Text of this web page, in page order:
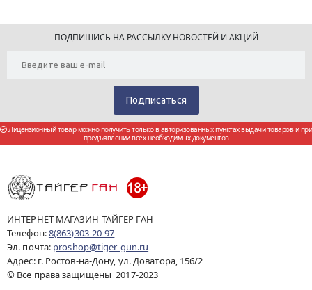
ПОДПИШИСЬ НА РАССЫЛКУ НОВОСТЕЙ И АКЦИЙ
Лицензионный товар можно получить только в авторизованных пунктах выдачи товаров и при
предъявлении всех необходимых документов
ИНТЕРНЕТ-МАГАЗИН ТАЙГЕР ГАН
Телефон:8(863)303-20-97
Эл. почта: proshop@tiger-gun.ru
Адрес: г. Ростов-на-Дону, ул. Доватора, 156/2
© Все права защищены 2017-2023